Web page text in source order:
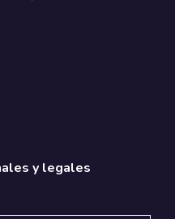
y legales